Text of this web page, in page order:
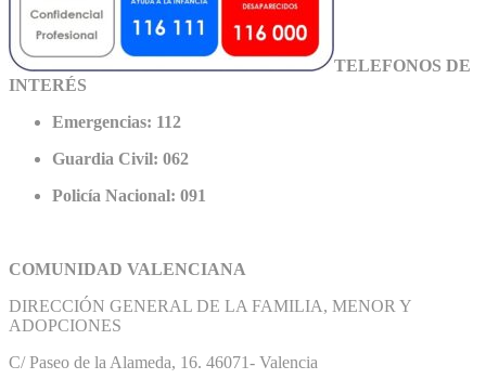
TELEFONOS DE
INTERÉS
Emergencias: 112
Guardia Civil: 062
Policía Nacional: 091
COMUNIDAD VALENCIANA
DIRECCIÓN GENERAL DE LA FAMILIA, MENOR Y
ADOPCIONES
C/ Paseo de la Alameda, 16. 46071- Valencia